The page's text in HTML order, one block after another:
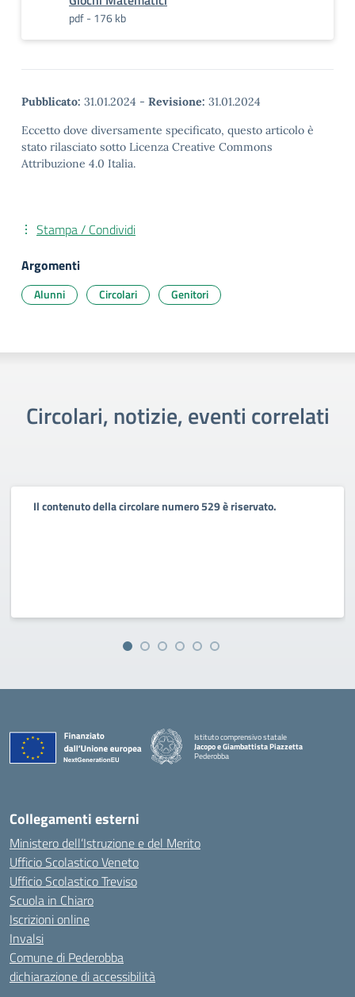
pdf - 176 kb
Pubblicato: 31.01.2024 - Revisione: 31.01.2024
Eccetto dove diversamente specificato, questo articolo è
stato rilasciato sotto Licenza Creative Commons
Attribuzione 4.0 Italia.
Stampa / Condividi
Argomenti
Alunni Circolari Genitori
Circolari, notizie, eventi correlati
Il contenuto della circolare numero 529 è riservato.
Istituto comprensivo statale
Jacopo e Giambattista Piazzetta
Pederobba
Collegamenti esterni
Ministero dell’Istruzione e del Merito
Ufficio Scolastico Veneto
Ufficio Scolastico Treviso
Scuola in Chiaro
Iscrizioni online
Invalsi
Comune di Pederobba
dichiarazione di accessibilità